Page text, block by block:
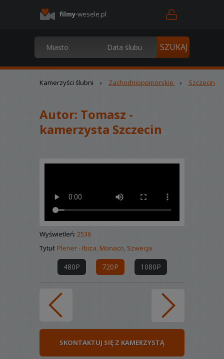
filmy-wesele.pl
Kamerzyści ślubni › Zachodniopomorskie › Szczecin
Autor: Tomasz -
kamerzysta Szczecin
Wyświetleń: 2536
Tytuł: Plener - Ibiza, Monaco, Szwecja
480P 720P 1080P
SKONTAKTUJ SIĘ Z KAMERZYSTĄ